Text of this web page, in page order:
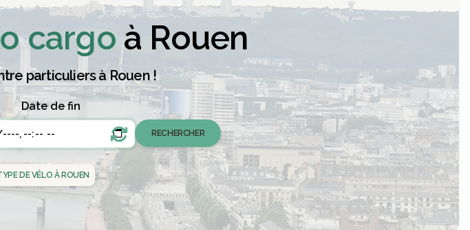
cargoà Rouen
particuliers à Rouen !
Date de fin
DE VÉLO À ROUEN